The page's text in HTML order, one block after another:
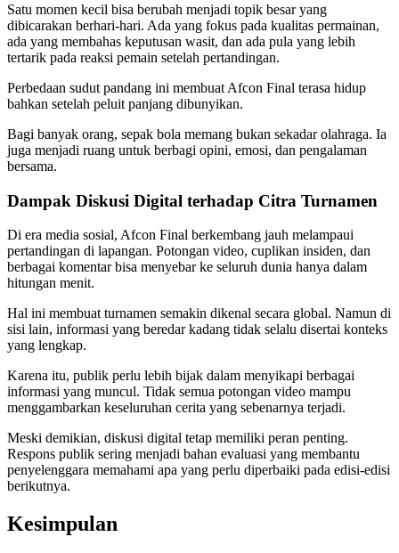
Satu momen kecil bisa berubah menjadi topik besar yang
dibicarakan berhari-hari. Ada yang fokus pada kualitas permainan,
ada yang membahas keputusan wasit, dan ada pula yang lebih
tertarik pada reaksi pemain setelah pertandingan.
Perbedaan sudut pandang ini membuat Afcon Final terasa hidup
bahkan setelah peluit panjang dibunyikan.
Bagi banyak orang, sepak bola memang bukan sekadar olahraga. Ia
juga menjadi ruang untuk berbagi opini, emosi, dan pengalaman
bersama.
Dampak Diskusi Digital terhadap Citra Turnamen
Di era media sosial, Afcon Final berkembang jauh melampaui
pertandingan di lapangan. Potongan video, cuplikan insiden, dan
berbagai komentar bisa menyebar ke seluruh dunia hanya dalam
hitungan menit.
Hal ini membuat turnamen semakin dikenal secara global. Namun di
sisi lain, informasi yang beredar kadang tidak selalu disertai konteks
yang lengkap.
Karena itu, publik perlu lebih bijak dalam menyikapi berbagai
informasi yang muncul. Tidak semua potongan video mampu
menggambarkan keseluruhan cerita yang sebenarnya terjadi.
Meski demikian, diskusi digital tetap memiliki peran penting.
Respons publik sering menjadi bahan evaluasi yang membantu
penyelenggara memahami apa yang perlu diperbaiki pada edisi-edisi
berikutnya.
Kesimpulan